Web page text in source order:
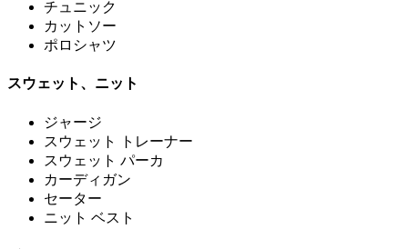
チュニック
カットソー
ポロシャツ
スウェット、ニット
ジャージ
スウェット トレーナー
スウェット パーカ
カーディガン
セーター
ニット ベスト